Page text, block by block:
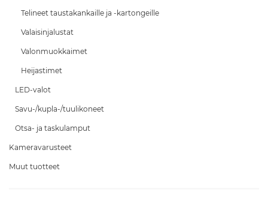
Telineet taustakankaille ja -kartongeille
Valaisinjalustat
Valonmuokkaimet
Heijastimet
LED-valot
Savu-/kupla-/tuulikoneet
Otsa- ja taskulamput
Kameravarusteet
Muut tuotteet